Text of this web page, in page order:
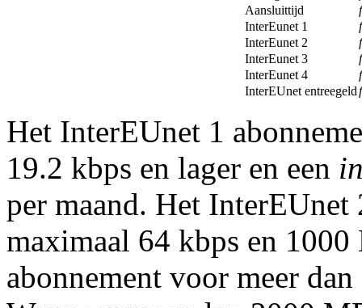
Aansluittijd
f
InterEunet 1
f
InterEunet 2
f
InterEunet 3
f
InterEunet 4
f
InterEUnet entreegeldf
Het InterEUnet 1
19.2 kbps en lager en een
per maand. Het
maximaal 64 kbps en
abonnement voor meer